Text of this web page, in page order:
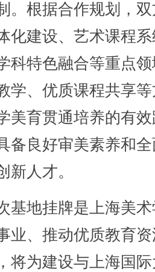
。根据合作规划，
化建设、艺术课程
科特色融合等重点
学、优质课程共享
美育贯通培养的有
备良好审美素养和
新人才。
地挂牌是上海美术
业、推动优质教育
将为建设与上海国